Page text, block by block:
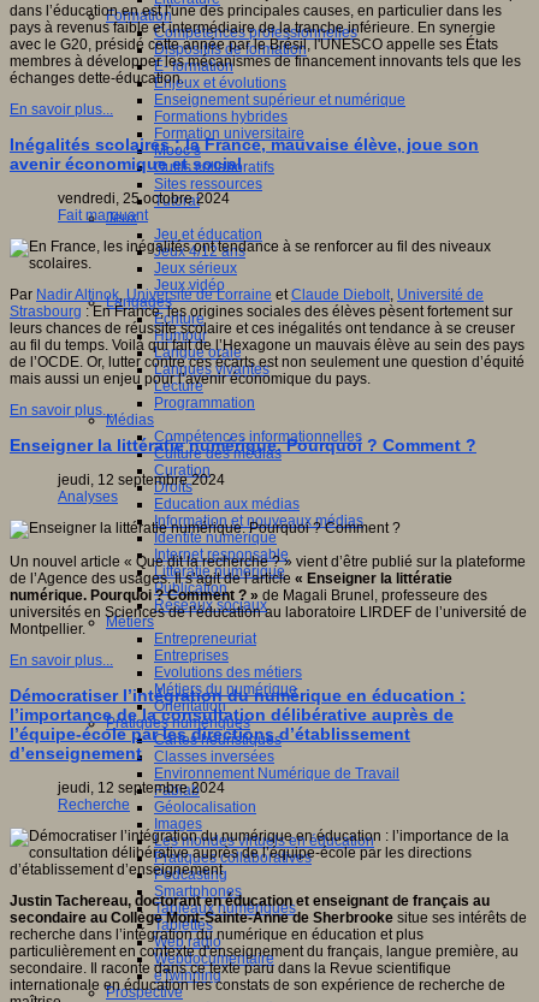
Formation
Compétences professionnelles
Dispositifs de formation
E- formation
Enjeux et évolutions
Enseignement supérieur et numérique
Formations hybrides
Formation universitaire
Mooc’s
Outils collaboratifs
Sites ressources
Tutorat
Jeux
Jeu et éducation
Jeux 4/12 ans
Jeux sérieux
Jeux vidéo
Langages
Ecriture
Humour
Langue orale
Langues vivantes
Lecture
Programmation
Médias
Compétences informationnelles
Culture des médias
Curation
Droits
Education aux médias
Information et nouveaux médias
Identité numérique
Internet responsable
Littératie numérique
Publication
Réseaux sociaux
Métiers
Entrepreneuriat
Entreprises
Evolutions des métiers
Métiers du numérique
Orientation
Pratiques numériques
Cartes heuristiques
Classes inversées
Environnement Numérique de Travail
Fablab
Géolocalisation
Images
Les mondes virtuels en éducation
Pratiques collaboratives
Podcasting
Smartphones
Tableaux numériques
Tablettes
Web radio
Webdocumentaire
eTwinning
Prospective
dans l’éducation en est l'une des principales causes, en particulier dans les
pays à revenus faible et intermédiaire de la tranche inférieure. En synergie
avec le G20, présidé cette année par le Brésil, l'UNESCO appelle ses États
membres à développer les mécanismes de financement innovants tels que les
échanges dette-éducation.
En savoir plus...
Inégalités scolaires : la France, mauvaise élève, joue son
avenir économique et social
vendredi, 25 octobre 2024
Fait marquant
Par Nadir Altinok,Université de Lorraine etClaude Diebolt, Université de
Strasbourg : En France, les origines sociales des élèves pèsent fortement sur
leurs chances de réussite scolaire et ces inégalités ont tendance à se creuser
au fil du temps. Voilà qui fait de l’Hexagone un mauvais élève au sein des pays
de l’OCDE. Or, lutter contre ces écarts est non seulement une question d’équité
mais aussi un enjeu pour l’avenir économique du pays.
En savoir plus...
Enseigner la littératie numérique. Pourquoi ? Comment ?
jeudi, 12 septembre 2024
Analyses
Un nouvel article « Que dit la recherche ? » vient d’être publié sur la plateforme
de l’Agence des usages. Il s’agit de l’article « Enseigner la littératie
numérique. Pourquoi ? Comment ? » de Magali Brunel, professeure des
universités en Sciences de l’éducation au laboratoire LIRDEF de l’université de
Montpellier.
En savoir plus...
Démocratiser l’intégration du numérique en éducation :
l’importance de la consultation délibérative auprès de
l’équipe-école par les directions d’établissement
d’enseignement
jeudi, 12 septembre 2024
Recherche
Justin Tachereau, doctorant en éducation et enseignant de français au
secondaire au Collège Mont-Sainte-Anne de Sherbrooke situe ses intérêts de
recherche dans l’intégration du numérique en éducation et plus
particulièrement en contexte d'enseignement du français, langue première, au
secondaire. Il raconte dans ce texte paru dans la Revue scientifique
internationale en éducation les constats de son expérience de recherche de